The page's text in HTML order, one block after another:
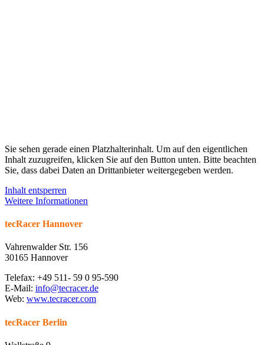
Sie sehen gerade einen Platzhalterinhalt. Um auf den eigentlichen
Inhalt zuzugreifen, klicken Sie auf den Button unten. Bitte beachten
Sie, dass dabei Daten an Drittanbieter weitergegeben werden.
Inhalt entsperren
Weitere Informationen
tecRacer Hannover
Vahrenwalder Str. 156
30165 Hannover
Telefax: +49 511- 59 0 95-590
E-Mail: info@tecracer.de
Web: www.tecracer.com
tecRacer Berlin